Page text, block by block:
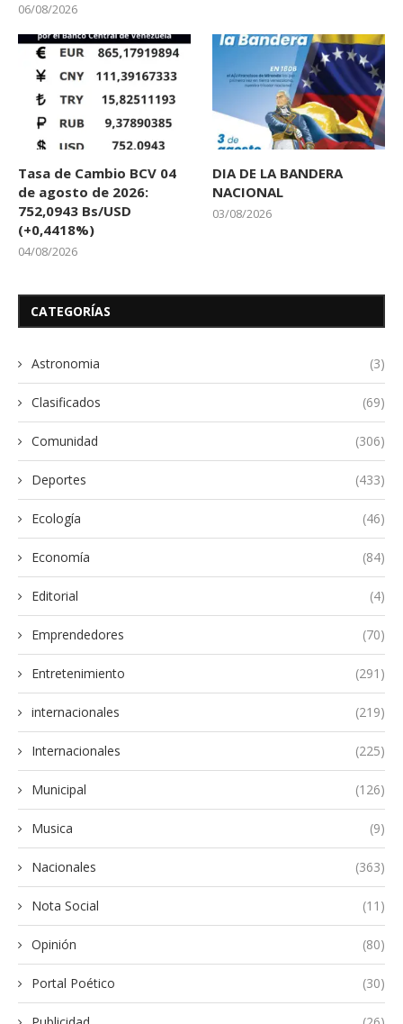
06/08/2026
Tasa de Cambio BCV 04
de agosto de 2026:
752,0943 Bs/USD
(+0,4418%)
04/08/2026
DIA DE LA BANDERA
NACIONAL
03/08/2026
CATEGORÍAS
Astronomia (3)
Clasificados (69)
Comunidad (306)
Deportes (433)
Ecología (46)
Economía (84)
Editorial (4)
Emprendedores (70)
Entretenimiento (291)
internacionales (219)
Internacionales (225)
Municipal (126)
Musica (9)
Nacionales (363)
Nota Social (11)
Opinión (80)
Portal Poético (30)